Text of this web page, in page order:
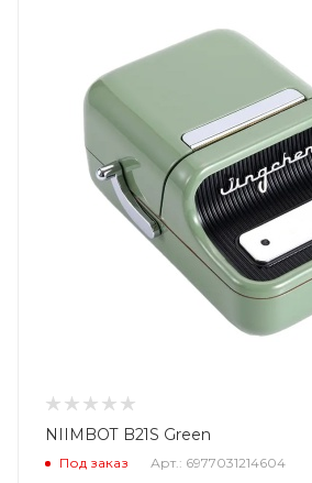
NIIMBOT B21S Green
Под заказ Арт.: 6977031214604